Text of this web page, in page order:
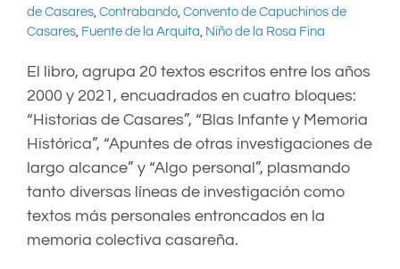
de Casares, Contrabando, Convento de Capuchinos de
Casares, Fuente de la Arquita, Niño de la Rosa Fina
El libro, agrupa 20 textos escritos entre los años
2000 y 2021, encuadrados en cuatro bloques:
“Historias de Casares”, “Blas Infante y Memoria
Histórica”, “Apuntes de otras investigaciones de
largo alcance” y “Algo personal”, plasmando
tanto diversas líneas de investigación como
textos más personales entroncados en la
memoria colectiva casareña.